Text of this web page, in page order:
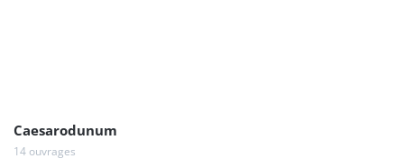
Caesarodunum
14 ouvrages